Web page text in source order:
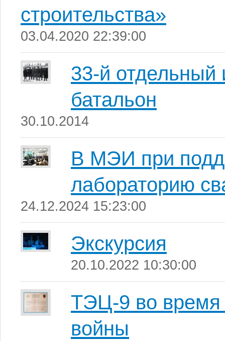
строительства»
03.04.2020 22:39:00
33-й отдельный
батальон
30.10.2014
В МЭИ при
лабораторию
24.12.2024 15:23:00
Экскурсия
20.10.2022 10:30:00
ТЭЦ-9 во время
войны